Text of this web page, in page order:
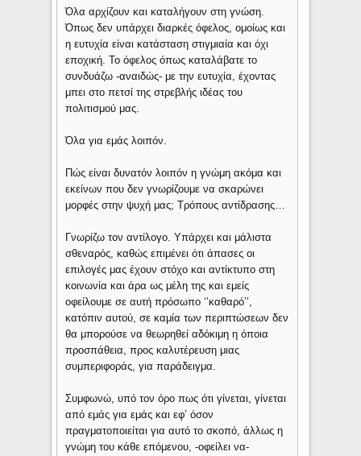
Όλα αρχίζουν και καταλήγουν στη γνώση.
Όπως δεν υπάρχει διαρκές όφελος, ομοίως και
η ευτυχία είναι κατάσταση στιγμιαία και όχι
εποχική. Το όφελος όπως καταλάβατε το
συνδυάζω -αναιδώς- με την ευτυχία, έχοντας
μπει στο πετσί της στρεβλής ιδέας του
πολιτισμού μας.
Όλα για εμάς λοιπόν.
Πώς είναι δυνατόν λοιπόν η γνώμη ακόμα και
εκείνων που δεν γνωρίζουμε να σκαρώνει
μορφές στην ψυχή μας; Τρόπους αντίδρασης…
Γνωρίζω τον αντίλογο. Υπάρχει και μάλιστα
σθεναρός, καθώς επιμένει ότι άπασες οι
επιλογές μας έχουν στόχο και αντίκτυπο στη
κοινωνία και άρα ως μέλη της και εμείς
οφείλουμε σε αυτή πρόσωπο ‘’καθαρό’’,
κατόπιν αυτού, σε καμία των περιπτώσεων δεν
θα μπορούσε να θεωρηθεί αδόκιμη η όποια
προσπάθεια, προς καλυτέρευση μιας
συμπεριφοράς, για παράδειγμα.
Συμφωνώ, υπό τον όρο πως ότι γίνεται, γίνεται
από εμάς για εμάς και εφ’ όσον
πραγματοποιείται για αυτό το σκοπό, άλλως η
γνώμη του κάθε επόμενου, -οφείλει να-